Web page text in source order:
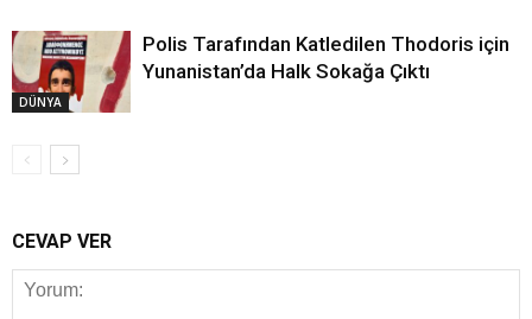
DÜNYA
Polis Tarafından Katledilen Thodoris için
Yunanistan’da Halk Sokağa Çıktı
CEVAP VER